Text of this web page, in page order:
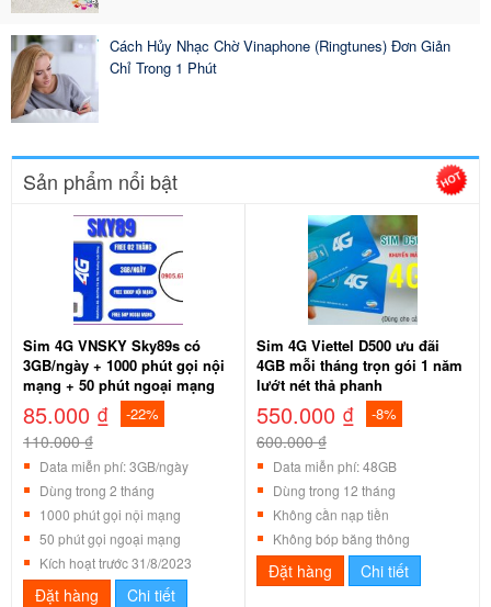
Cách Hủy Nhạc Chờ Vinaphone (Ringtunes) Đơn Giản
Chỉ Trong 1 Phút
Sản phẩm nổi bật
Sim 4G VNSKY Sky89s có
3GB/ngày + 1000 phút gọi nội
mạng + 50 phút ngoại mạng
85.000 ₫ -22%
110.000 ₫
Data miễn phí: 3GB/ngày
Dùng trong 2 tháng
1000 phút gọi nội mạng
50 phút gọi ngoại mạng
Kích hoạt trước 31/8/2023
Đặt hàng Chi tiết
Sim 4G Viettel D500 ưu đãi
4GB mỗi tháng trọn gói 1 năm
lướt nét thả phanh
550.000 ₫ -8%
600.000 ₫
Data miễn phí: 48GB
Dùng trong 12 tháng
Không cần nạp tiền
Không bóp băng thông
Đặt hàng Chi tiết